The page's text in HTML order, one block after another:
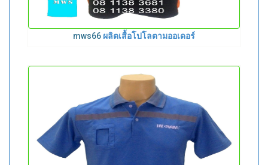
mws66 ผลิตเสื้อโปโลตามออเดอร์